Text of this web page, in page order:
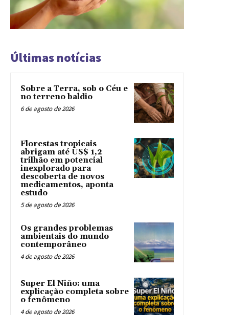
Últimas notícias
Sobre a Terra, sob o Céu e
no terreno baldio
6 de agosto de 2026
Florestas tropicais
abrigam até US$ 1,2
trilhão em potencial
inexplorado para
descoberta de novos
medicamentos, aponta
estudo
5 de agosto de 2026
Os grandes problemas
ambientais do mundo
contemporâneo
4 de agosto de 2026
Super El Niño: uma
explicação completa sobre
o fenômeno
4 de agosto de 2026